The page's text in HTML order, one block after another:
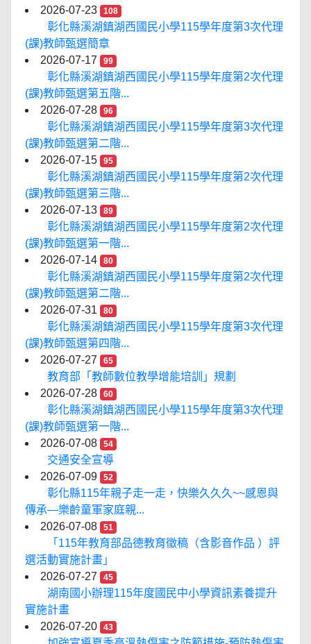
2026-07-23
108
彰化縣溪湖鎮湖西國民小學115學年度第3次代理
(課)教師甄選簡章
2026-07-17
99
彰化縣溪湖鎮湖西國民小學115學年度第2次代理
(課)教師甄選第五階...
2026-07-28
96
彰化縣溪湖鎮湖西國民小學115學年度第3次代理
(課)教師甄選第二階...
2026-07-15
95
彰化縣溪湖鎮湖西國民小學115學年度第2次代理
(課)教師甄選第三階...
2026-07-13
89
彰化縣溪湖鎮湖西國民小學115學年度第2次代理
(課)教師甄選第一階...
2026-07-14
80
彰化縣溪湖鎮湖西國民小學115學年度第2次代理
(課)教師甄選第二階...
2026-07-31
80
彰化縣溪湖鎮湖西國民小學115學年度第3次代理
(課)教師甄選第四階...
2026-07-27
65
教育部「教師數位教學增能培訓」規劃
2026-07-28
60
彰化縣溪湖鎮湖西國民小學115學年度第3次代理
(課)教師甄選第一階...
2026-07-08
54
交通安全宣導
2026-07-09
52
彰化縣115年親子走一走，快樂久久久~~感恩與
傳承—樂齡童軍家庭親...
2026-07-08
51
「115年教育部品德教育徵稿（含影音作品 ）評
選活動實施計畫」
2026-07-27
45
湖南國小辦理115年度國民中小學資訊素養提升
實施計畫
2026-07-20
43